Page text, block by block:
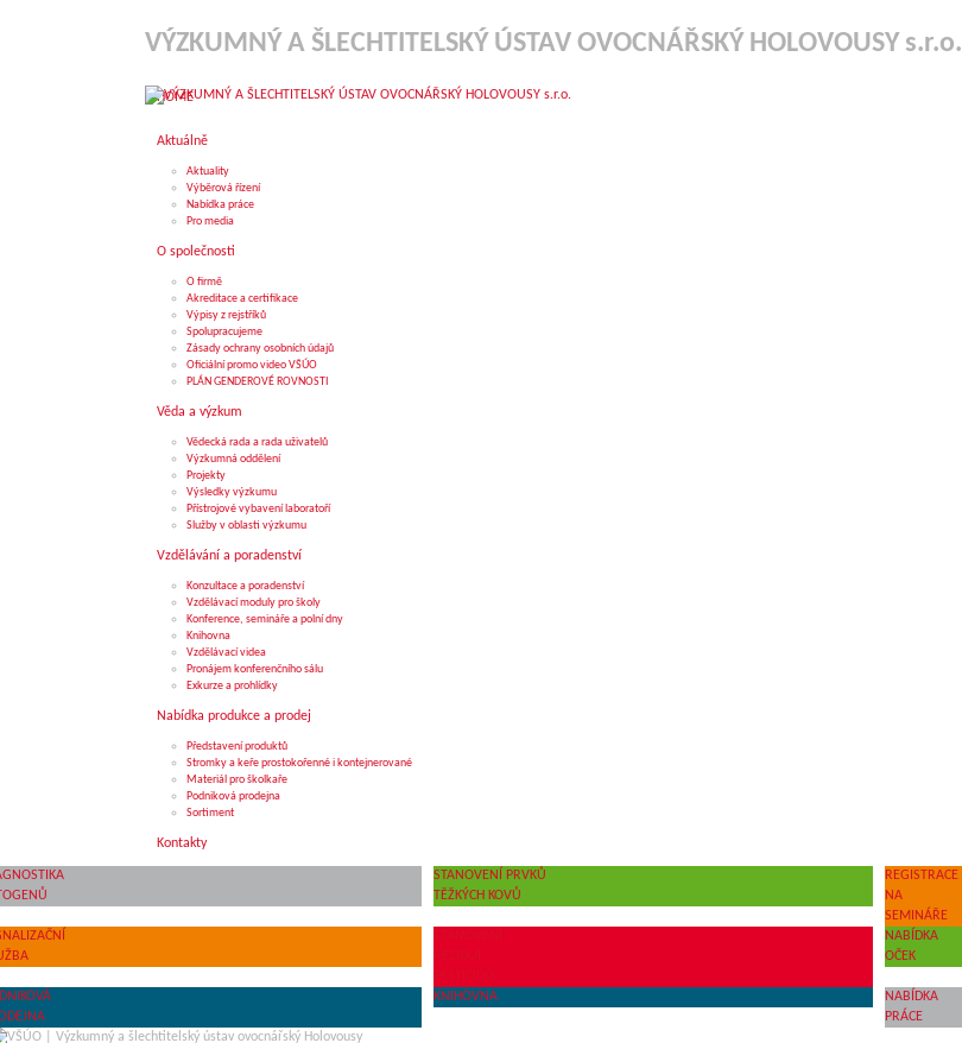
VÝZKUMNÝ A ŠLECHTITELSKÝ ÚSTAV OVOCNÁŘSKÝ HOLOVOUSY s.r.o.
HOME
Aktuálně
Aktuality
Výběrová řízení
Nabídka práce
Pro media
O společnosti
O firmě
Akreditace a certifikace
Výpisy z rejstříků
Spolupracujeme
Zásady ochrany osobních údajů
Oficiální promo video VŠÚO
PLÁN GENDEROVÉ ROVNOSTI
Věda a výzkum
Vědecká rada a rada uživatelů
Výzkumná oddělení
Projekty
Výsledky výzkumu
Přístrojové vybavení laboratoří
Služby v oblasti výzkumu
Vzdělávání a poradenství
Konzultace a poradenství
Vzdělávací moduly pro školy
Konference, semináře a polní dny
Knihovna
Vzdělávací videa
Pronájem konferenčního sálu
Exkurze a prohlídky
Nabídka produkce a prodej
Představení produktů
Stromky a keře prostokořenné i kontejnerované
Materiál pro školkaře
Podniková prodejna
Sortiment
Kontakty
STANOVENÍ PRVKŮ
TĚŽKÝCH KOVŮ
REGISTRACE
NA
SEMINÁŘE
NABÍDKA
OČEK
KNIHOVNA
NABÍDKA
PRÁCE